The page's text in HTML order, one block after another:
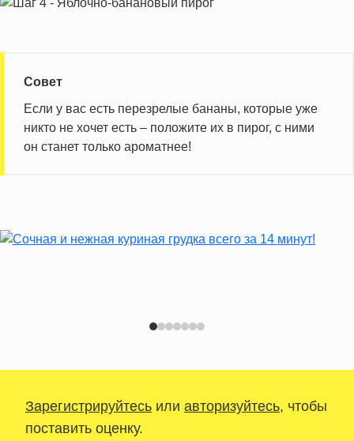
Совет
Если у вас есть перезрелые бананы, которые уже
никто не хочет есть – положите их в пирог, с ними
он станет только ароматнее!
Зарегистрируйтесь или авторизуйтесь, чтобы
поставить оценку.